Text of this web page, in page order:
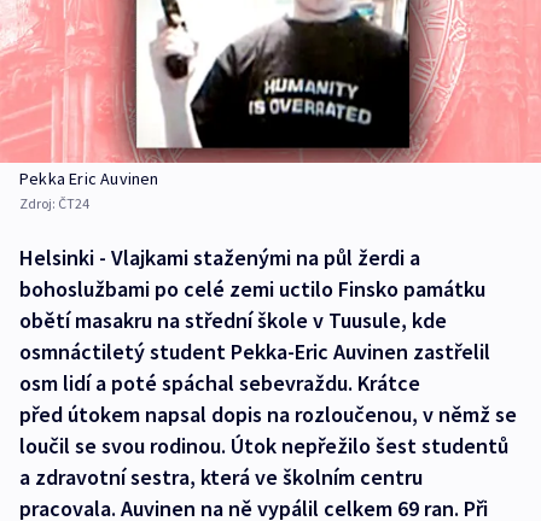
Pekka Eric Auvinen
Zdroj: ČT24
Helsinki - Vlajkami staženými na půl žerdi a
bohoslužbami po celé zemi uctilo Finsko památku
obětí masakru na střední škole v Tuusule, kde
osmnáctiletý student Pekka-Eric Auvinen zastřelil
osm lidí a poté spáchal sebevraždu. Krátce
před útokem napsal dopis na rozloučenou, v němž se
loučil se svou rodinou. Útok nepřežilo šest studentů
a zdravotní sestra, která ve školním centru
pracovala. Auvinen na ně vypálil celkem 69 ran. Při